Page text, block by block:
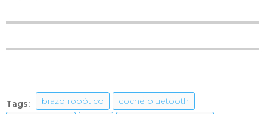
Tags: brazo robótico
coche bluetooth